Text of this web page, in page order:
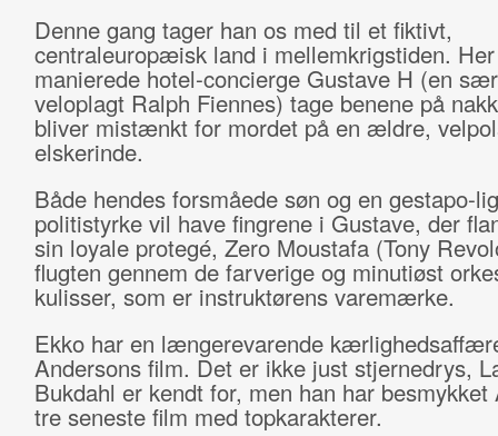
Denne gang tager han os med til et fiktivt,
centraleuropæisk land i mellemkrigstiden.
manierede hotel-concierge Gustave H (en
veloplagt Ralph Fiennes) tage benene på
bliver mistænkt for mordet på en ældre,
elskerinde.
Både hendes forsmåede søn og en gestapo-
politistyrke vil have fingrene i Gustave, der
sin loyale protegé, Zero Moustafa (Tony
flugten gennem de farverige og minutiøst
kulisser, som er instruktørens varemærke.
Ekko har en længerevarende
Andersons film. Det er ikke just stjernedrys,
Bukdahl er kendt for, men han har besmykket
tre seneste film med topkarakterer.